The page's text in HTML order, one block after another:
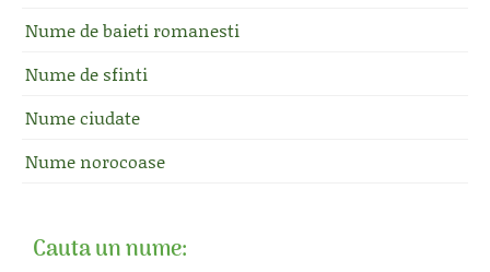
Nume de baieti romanesti
Nume de sfinti
Nume ciudate
Nume norocoase
Cauta un nume: